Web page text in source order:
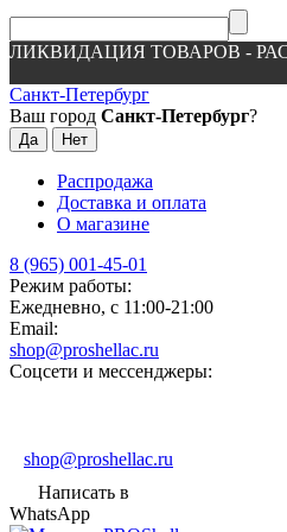
ЛИКВИДАЦИЯ ТОВАРОВ -
Санкт-Петербург
Ваш город Санкт-Петербург?
Распродажа
Доставка и оплата
О магазине
8 (965) 001-45-01
Режим работы:
Ежедневно, с 11:00-21:00
Email:
shop@proshellac.ru
Соцсети и мессенджеры:
shop@proshellac.ru
Написать в
WhatsApp